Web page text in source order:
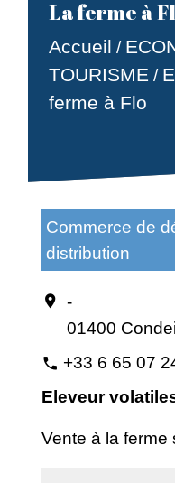
La ferme à
Accueil /
TOURISME /
ferme à Flo
Commerce de
distribution
location_on
-
01400
phone +33 6 65 07
Eleveur
Vente à la ferme